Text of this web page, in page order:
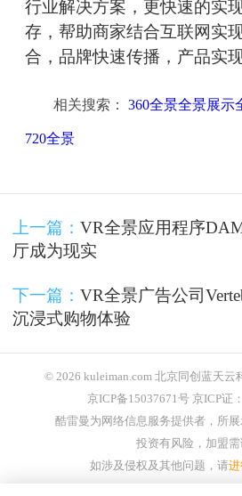
行业解决方案，更快速的实
存，帮助商家结合互联网实
合，品牌快速传播，产品实
相关搜索： 360全景全景展示
720全景
上一篇： VR全景应用程序
厅成为现实
下一篇： VR全景广告公司
沉浸式购物体验
© 2026 kuleiman.com 北京同创蓝天云
京ICP备15037671号 京ICP证
酷雷曼为网络信息服务提供者，所展
投资有风险，加盟
如涉及侵权及其他问题，请进